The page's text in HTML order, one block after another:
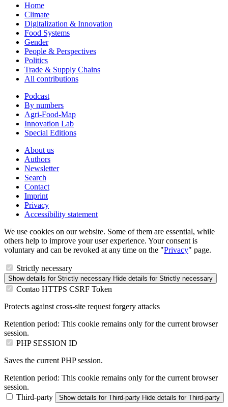
Home
Climate
Digitalization & Innovation
Food Systems
Gender
People & Perspectives
Politics
Trade & Supply Chains
All contributions
Podcast
By numbers
Agri-Food-Map
Innovation Lab
Special Editions
About us
Authors
Newsletter
Search
Contact
Imprint
Privacy
Accessibility statement
We use cookies on our website. Some of them are essential, while
others help to improve your user experience. Your consent is
voluntary and can be revoked at any time on the "Privacy" page.
Strictly necessary
Show details for Strictly necessary Hide details for Strictly necessary
Contao HTTPS CSRF Token
Protects against cross-site request forgery attacks
Retention period: This cookie remains only for the current browser
session.
PHP SESSION ID
Saves the current PHP session.
Retention period: This cookie remains only for the current browser
session.
Third-party
Show details for Third-party Hide details for Third-party